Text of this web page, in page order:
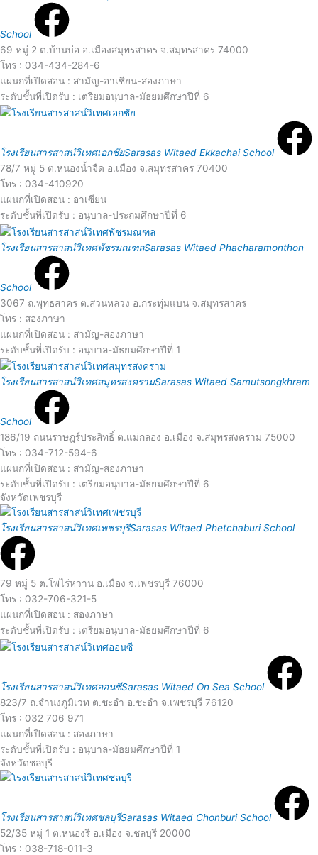
o
r
e
School
e
a
d
M
o
r
e
69 หมู่ 2 ต.บ้านบ่อ อ.เมืองสมุทรสาคร จ.สมุทรสาคร 74000
โทร : 034-434-284-6
แผนกที่เปิดสอน : สามัญ-อาเซียน-สองภาษา
ระดับชั้นที่เปิดรับ : เตรียมอนุบาล-มัธยมศึกษาปีที่ 6
โรงเรียนสารสาสน์วิเทศเอกชัยSarasas Witaed Ekkachai School
R
e
e
78/7 หมู่ 5 ต.หนองน้ำจืด อ.เมือง จ.สมุทรสาคร 70400
โทร : 034-410920
แผนกที่เปิดสอน : อาเซียน
ระดับชั้นที่เปิดรับ : อนุบาล-ประถมศึกษาปีที่ 6
โรงเรียนสารสาสน์วิเทศพัชรมณฑลSarasas Witaed Phacharamonthon
School
R
e
a
d
M
o
r
e
3067 ถ.พุทธสาคร ต.สวนหลวง อ.กระทุ่มแบน จ.สมุทรสาคร
โทร : สองภาษา
แผนกที่เปิดสอน : สามัญ-สองภาษา
ระดับชั้นที่เปิดรับ : อนุบาล-มัธยมศึกษาปีที่ 1
โรงเรียนสารสาสน์วิเทศสมุทรสงครามSarasas Witaed Samutsongkhram
School
R
e
a
d
M
r
e
186/19 ถนนราษฎร์ประสิทธิ์ ต.แม่กลอง อ.เมือง จ.สมุทรสงคราม 75000
โทร : 034-712-594-6
แผนกที่เปิดสอน : สามัญ-สองภาษา
ระดับชั้นที่เปิดรับ : เตรียมอนุบาล-มัธยมศึกษาปีที่ 6
จังหวัดเพชรบุรี
โรงเรียนสารสาสน์วิเทศเพชรบุรีSarasas Witaed Phetchaburi School
R
e
a
d
M
o
r
e
79 หมู่ 5 ต.โพไร่หวาน อ.เมือง จ.เพชรบุรี 76000
โทร : 032-706-321-5
แผนกที่เปิดสอน : สองภาษา
ระดับชั้นที่เปิดรับ : เตรียมอนุบาล-มัธยมศึกษาปีที่ 6
โรงเรียนสารสาสน์วิเทศออนซีSarasas Witaed On Sea School
R
e
M
o
823/7 ถ.จำนงภูมิเวท ต.ชะอำ อ.ชะอำ จ.เพชรบุรี 76120
โทร : 032 706 971
แผนกที่เปิดสอน : สองภาษา
ระดับชั้นที่เปิดรับ : อนุบาล-มัธยมศึกษาปีที่ 1
จังหวัดชลบุรี
โรงเรียนสารสาสน์วิเทศชลบุรีSarasas Witaed Chonburi School
R
e
52/35 หมู่ 1 ต.หนองรี อ.เมือง จ.ชลบุรี 20000
โทร : 038-718-011-3